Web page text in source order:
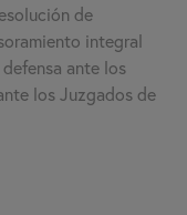
de
integral
ante los
los Juzgados de